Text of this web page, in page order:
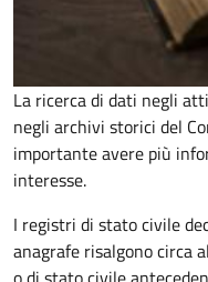
La ricerca di dati negli
negli archivi storici del
importante avere più
interesse.
I registri di stato civile
anagrafe risalgono circa